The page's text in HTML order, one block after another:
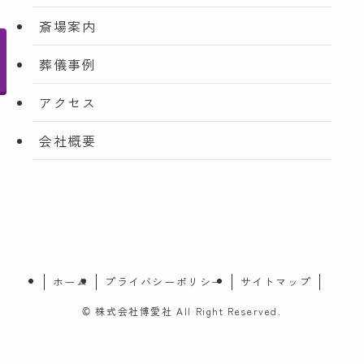
斎場案内
葬儀事例
アクセス
会社概要
ホーム プライバシーポリシー サイトマップ
© 株式会社博愛社 All Right Reserved.